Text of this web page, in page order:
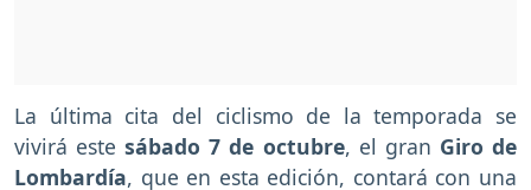
La última cita del ciclismo de la temporada se
vivirá estesábado 7 de octubre, el gran Giro de
Lombardía, que en esta edición, contará con una